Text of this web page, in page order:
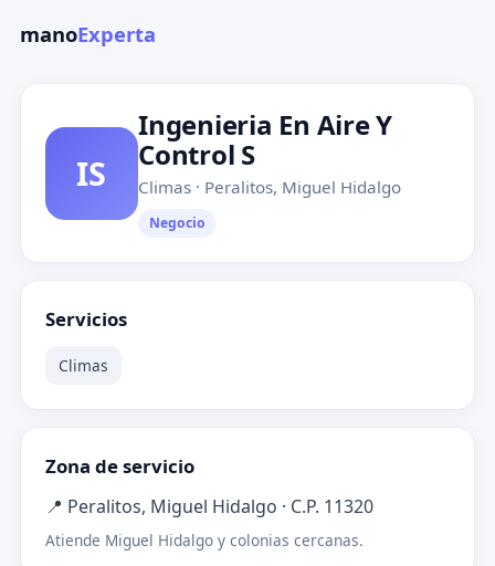
manoExperta
IS
Ingenieria En Aire Y
Control S
Climas · Peralitos, Miguel Hidalgo
Negocio
Servicios
Climas
Zona de servicio
📍 Peralitos, Miguel Hidalgo · C.P. 11320
Atiende Miguel Hidalgo y colonias cercanas.